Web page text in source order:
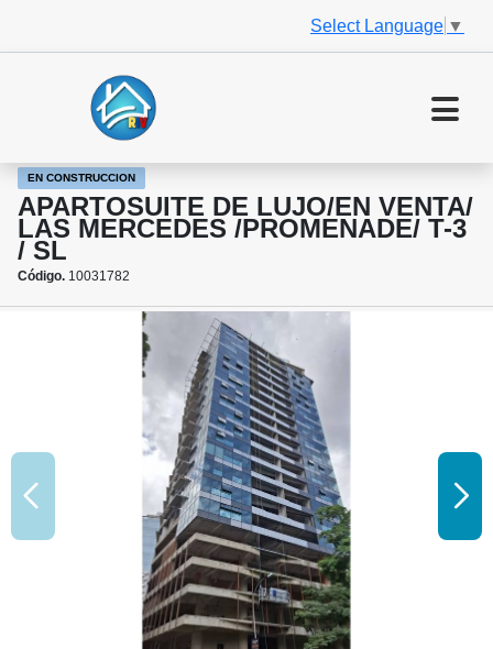
Select Language ▼
EN CONSTRUCCION
APARTOSUITE DE LUJO/EN VENTA/
LAS MERCEDES /PROMENADE/ T-3
/ SL
Código. 10031782